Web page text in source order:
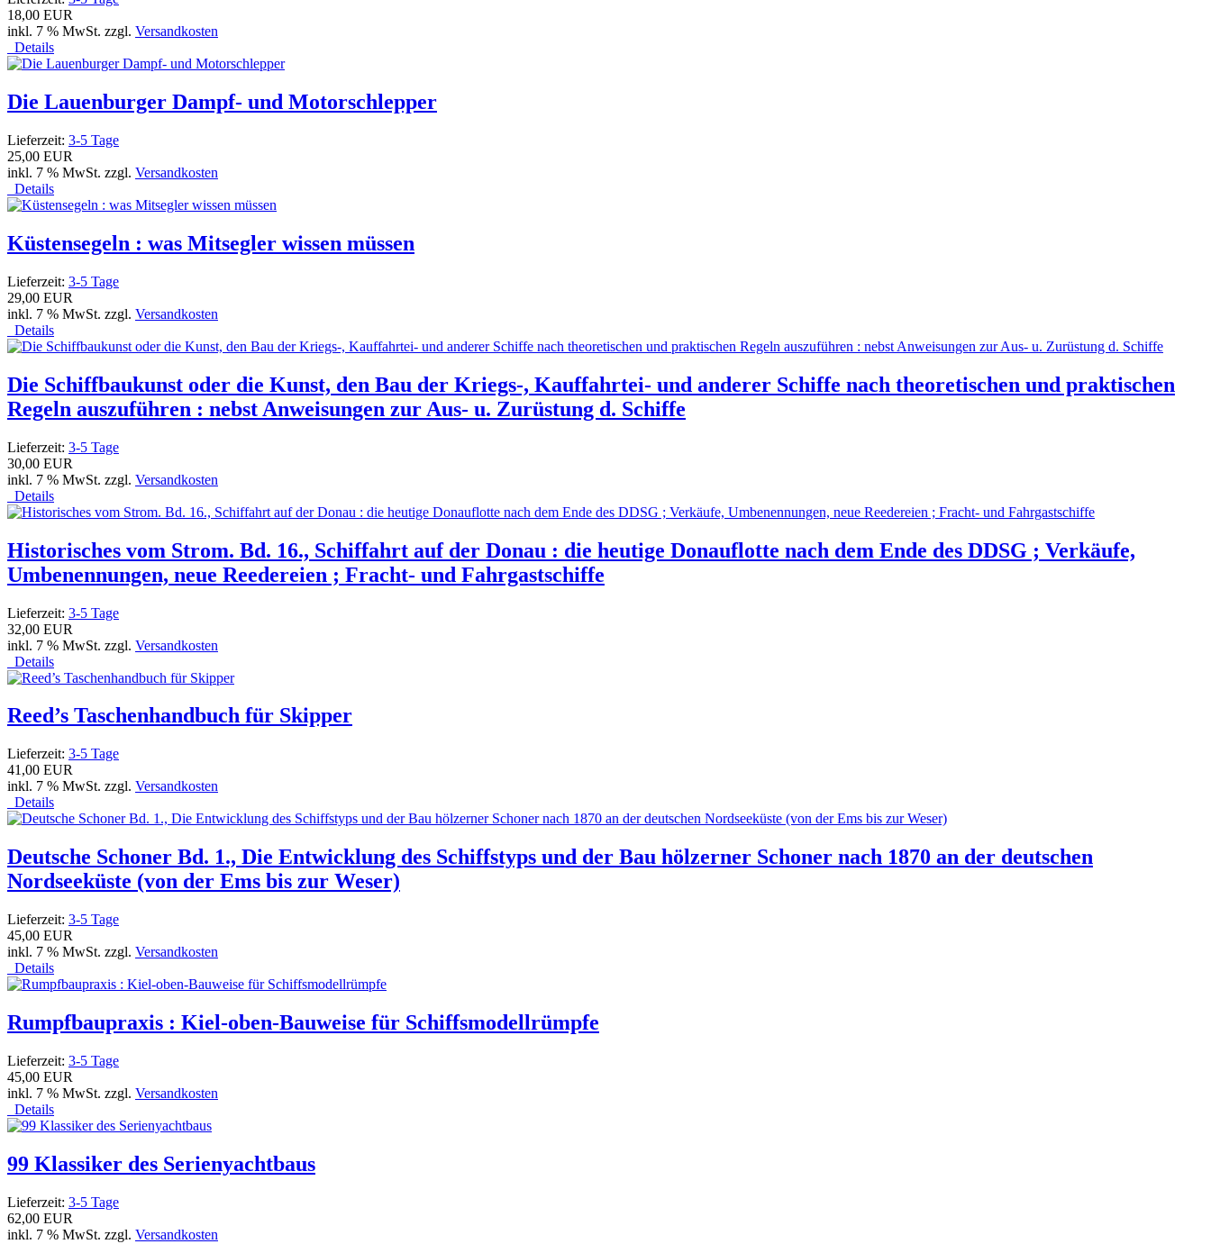
18,00 EUR
inkl. 7 % MwSt. zzgl. Versandkosten
Details
Die Lauenburger Dampf- und Motorschlepper
Lieferzeit: 3-5 Tage
25,00 EUR
inkl. 7 % MwSt. zzgl. Versandkosten
Details
Küstensegeln : was Mitsegler wissen müssen
Lieferzeit: 3-5 Tage
29,00 EUR
inkl. 7 % MwSt. zzgl. Versandkosten
Details
Die Schiffbaukunst oder die Kunst, den Bau der Kriegs-, Kauffahrtei- und anderer Schiffe nach theoretischen und praktischen
Regeln auszuführen : nebst Anweisungen zur Aus- u. Zurüstung d. Schiffe
Lieferzeit: 3-5 Tage
30,00 EUR
inkl. 7 % MwSt. zzgl. Versandkosten
Details
Historisches vom Strom. Bd. 16., Schiffahrt auf der Donau : die heutige Donauflotte nach dem Ende des DDSG ; Verkäufe,
Umbenennungen, neue Reedereien ; Fracht- und Fahrgastschiffe
Lieferzeit: 3-5 Tage
32,00 EUR
inkl. 7 % MwSt. zzgl. Versandkosten
Details
Reed’s Taschenhandbuch für Skipper
Lieferzeit: 3-5 Tage
41,00 EUR
inkl. 7 % MwSt. zzgl. Versandkosten
Details
Deutsche Schoner Bd. 1., Die Entwicklung des Schiffstyps und der Bau hölzerner Schoner nach 1870 an der deutschen
Nordseeküste (von der Ems bis zur Weser)
Lieferzeit: 3-5 Tage
45,00 EUR
inkl. 7 % MwSt. zzgl. Versandkosten
Details
Rumpfbaupraxis : Kiel-oben-Bauweise für Schiffsmodellrümpfe
Lieferzeit: 3-5 Tage
45,00 EUR
inkl. 7 % MwSt. zzgl. Versandkosten
Details
99 Klassiker des Serienyachtbaus
Lieferzeit: 3-5 Tage
62,00 EUR
inkl. 7 % MwSt. zzgl. Versandkosten